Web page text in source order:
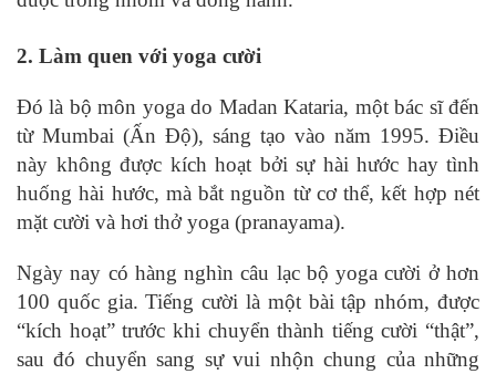
2. Làm quen với yoga cười
Đó là bộ môn yoga do Madan Kataria, một bác sĩ đến
từ Mumbai (Ấn Độ), sáng tạo vào năm 1995. Điều
này không được kích hoạt bởi sự hài hước hay tình
huống hài hước, mà bắt nguồn từ cơ thể, kết hợp nét
mặt cười và hơi thở yoga (pranayama).
Ngày nay có hàng nghìn câu lạc bộ yoga cười ở hơn
100 quốc gia. Tiếng cười là một bài tập nhóm, được
“kích hoạt” trước khi chuyển thành tiếng cười “thật”,
sau đó chuyển sang sự vui nhộn chung của những